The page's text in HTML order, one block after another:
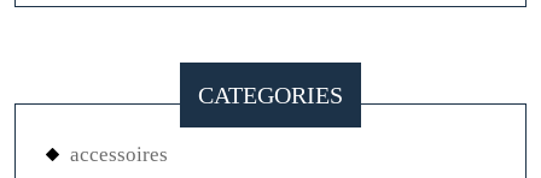
CATEGORIES
accessoires